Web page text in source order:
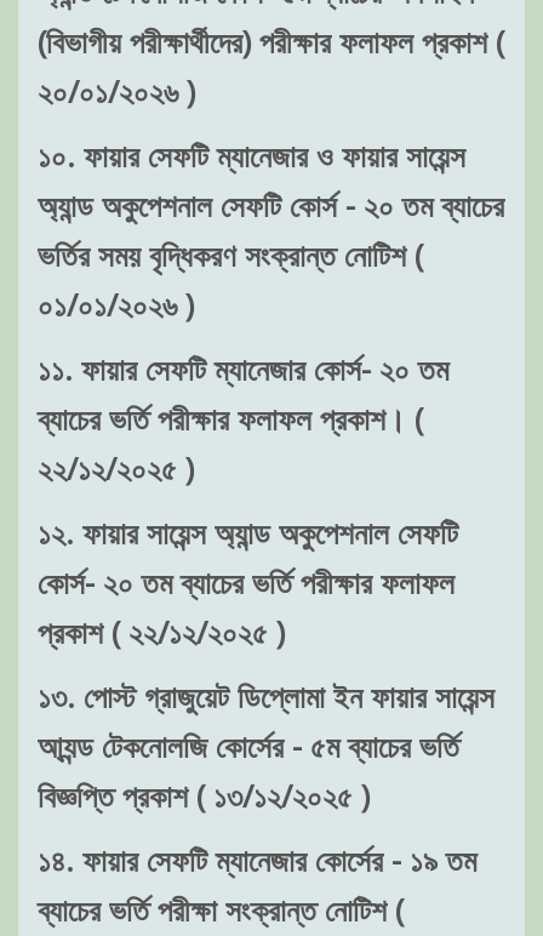
(বিভাগীয় পরীক্ষার্থীদের) পরীক্ষার ফলাফল প্রকাশ (
২০/০১/২০২৬ )
১০. ফায়ার সেফটি ম্যানেজার ও ফায়ার সায়েন্স
অ্যান্ড অকুপেশনাল সেফটি কোর্স - ২০ তম ব্যাচের
ভর্তির সময় বৃদ্ধিকরণ সংক্রান্ত নোটিশ (
০১/০১/২০২৬ )
১১. ফায়ার সেফটি ম্যানেজার কোর্স- ২০ তম
ব্যাচের ভর্তি পরীক্ষার ফলাফল প্রকাশ। (
২২/১২/২০২৫ )
১২. ফায়ার সায়েন্স অ্যান্ড অকুপেশনাল সেফটি
কোর্স- ২০ তম ব্যাচের ভর্তি পরীক্ষার ফলাফল
প্রকাশ ( ২২/১২/২০২৫ )
১৩. পোস্ট গ্রাজুয়েট ডিপ্লোমা ইন ফায়ার সায়েন্স
আ্যন্ড টেকনোলজি কোর্সের - ৫ম ব্যাচের ভর্তি
বিজ্ঞপ্তি প্রকাশ ( ১৩/১২/২০২৫ )
১৪. ফায়ার সেফটি ম্যানেজার কোর্সের - ১৯ তম
ব্যাচের ভর্তি পরীক্ষা সংক্রান্ত নোটিশ (